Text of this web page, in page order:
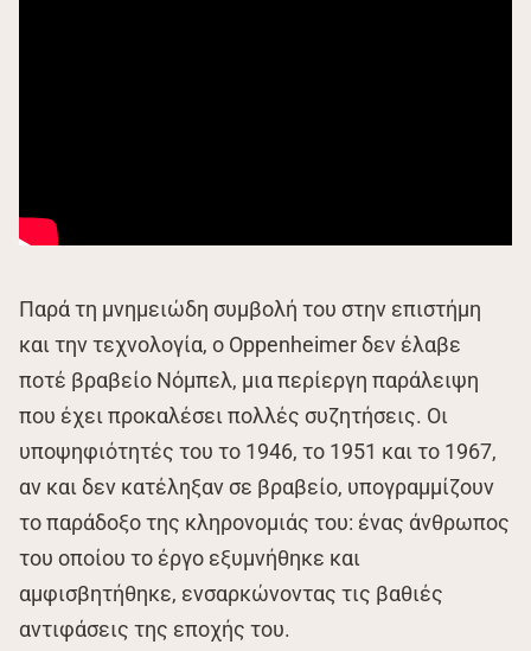
Παρά τη μνημειώδη συμβολή του στην επιστήμη
και την τεχνολογία, ο Oppenheimer δεν έλαβε
ποτέ βραβείο Νόμπελ, μια περίεργη παράλειψη
που έχει προκαλέσει πολλές συζητήσεις. Οι
υποψηφιότητές του το 1946, το 1951 και το 1967,
αν και δεν κατέληξαν σε βραβείο, υπογραμμίζουν
το παράδοξο της κληρονομιάς του: ένας άνθρωπος
του οποίου το έργο εξυμνήθηκε και
αμφισβητήθηκε, ενσαρκώνοντας τις βαθιές
αντιφάσεις της εποχής του.